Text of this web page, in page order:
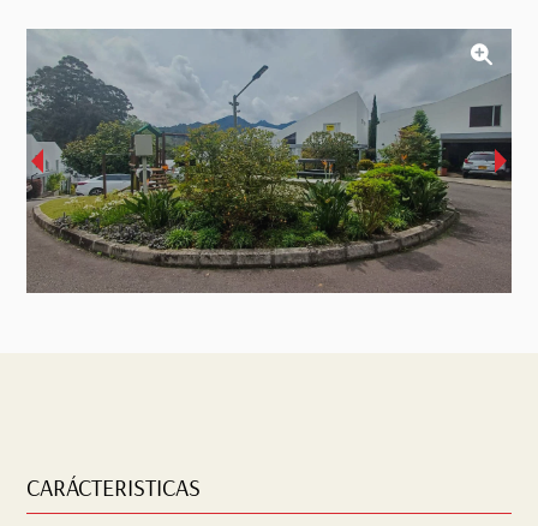
‹ ›
CARÁCTERISTICAS